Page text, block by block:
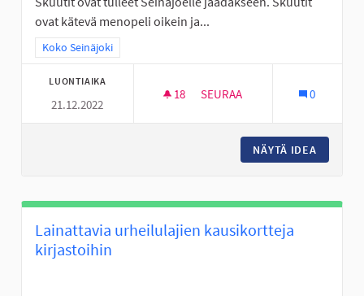
ovat kätevä menopeli oikein ja...
Rajaa tulokset teeman mukaan: Koko Seinäjoki
Koko Seinäjoki
LUONTIAIKA
21.12.2022
18 18 SEURAAJAA
SEURAA 0
NÄYTÄ IDEA
Lainattavia urheilulajien kausikortteja
kirjastoihin